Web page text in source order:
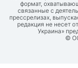
формат,
связанные с
прессрелизах,
редакция не несет
Украина»
©